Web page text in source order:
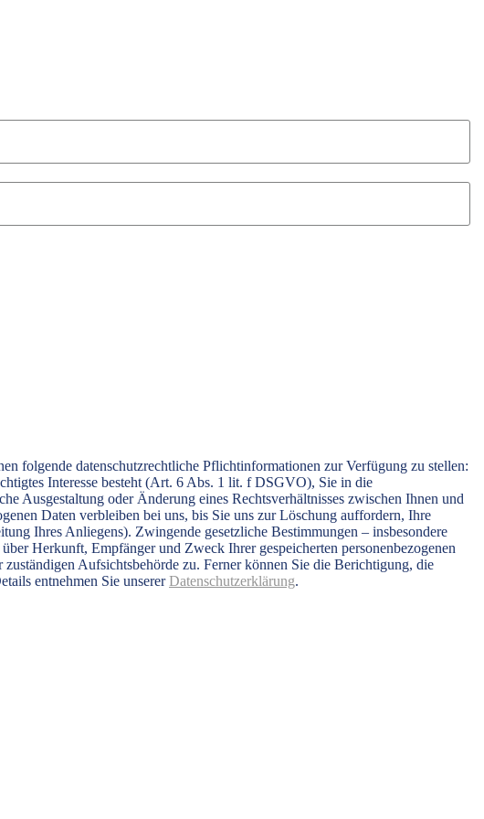
folgende datenschutzrechtliche Pflichtinformationen zur Verfügung zu stellen:
Interesse besteht (Art. 6 Abs. 1 lit. f DSGVO), Sie in die
oder Änderung eines Rechtsverhältnisses zwischen Ihnen und
Daten verbleiben bei uns, bis Sie uns zur Löschung auffordern, Ihre
Ihres Anliegens). Zwingende gesetzliche Bestimmungen – insbesondere
Herkunft, Empfänger und Zweck Ihrer gespeicherten personenbezogenen
Aufsichtsbehörde zu. Ferner können Sie die Berichtigung, die
entnehmen Sie unsererDatenschutzerklärung.